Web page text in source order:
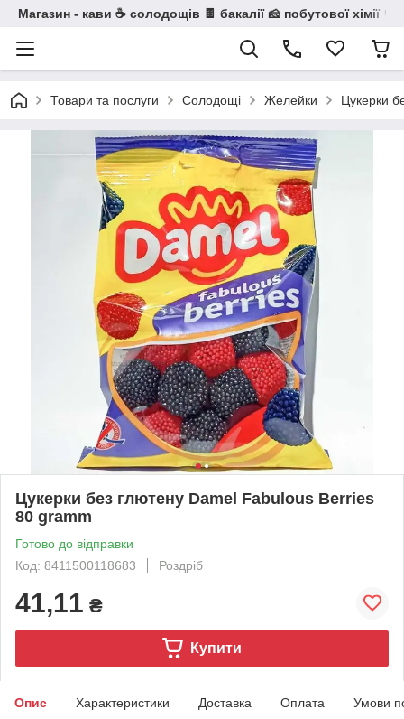
Магазин - кави ☕ солодощів 🍫 бакалії 🧀 побутової хімії 🧼
Товари та послуги Солодощі Желейки Цукерки
Цукерки без глютену Damel Fabulous Berries
80 gramm
Готово до відправки
Код: 8411500118683
Роздріб
41,11 ₴
Купити
Опис Характеристики Доставка Оплата Умови